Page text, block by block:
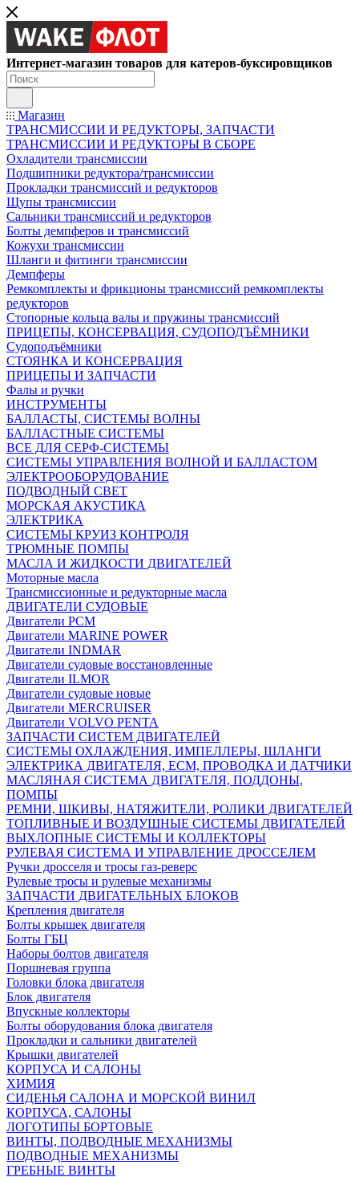
Интернет-магазин товаров для катеров-буксировщиков
Магазин
ТРАНСМИССИИ И РЕДУКТОРЫ, ЗАПЧАСТИ
ТРАНСМИССИИ И РЕДУКТОРЫ В СБОРЕ
Охладители трансмиссии
Подшипники редуктора/трансмиссии
Прокладки трансмиссий и редукторов
Щупы трансмиссии
Сальники трансмиссий и редукторов
Болты демпферов и трансмиссий
Кожухи трансмиссии
Шланги и фитинги трансмиссии
Демпферы
Ремкомплекты и фрикционы трансмиссий ремкомплекты
редукторов
Стопорные кольца валы и пружины трансмиссий
ПРИЦЕПЫ, КОНСЕРВАЦИЯ, СУДОПОДЪЁМНИКИ
Судоподъёмники
СТОЯНКА И КОНСЕРВАЦИЯ
ПРИЦЕПЫ И ЗАПЧАСТИ
Фалы и ручки
ИНСТРУМЕНТЫ
БАЛЛАСТЫ, СИСТЕМЫ ВОЛНЫ
БАЛЛАСТНЫЕ СИСТЕМЫ
ВСЕ ДЛЯ СЕРФ-СИСТЕМЫ
СИСТЕМЫ УПРАВЛЕНИЯ ВОЛНОЙ И БАЛЛАСТОМ
ЭЛЕКТРООБОРУДОВАНИЕ
ПОДВОДНЫЙ СВЕТ
МОРСКАЯ АКУСТИКА
ЭЛЕКТРИКА
СИСТЕМЫ КРУИЗ КОНТРОЛЯ
ТРЮМНЫЕ ПОМПЫ
МАСЛА И ЖИДКОСТИ ДВИГАТЕЛЕЙ
Моторные масла
Трансмиссионные и редукторные масла
ДВИГАТЕЛИ СУДОВЫЕ
Двигатели PCM
Двигатели MARINE POWER
Двигатели INDMAR
Двигатели судовые восстановленные
Двигатели ILMOR
Двигатели судовые новые
Двигатели MERCRUISER
Двигатели VOLVO PENTA
ЗАПЧАСТИ СИСТЕМ ДВИГАТЕЛЕЙ
СИСТЕМЫ ОХЛАЖДЕНИЯ, ИМПЕЛЛЕРЫ, ШЛАНГИ
ЭЛЕКТРИКА ДВИГАТЕЛЯ, ECM, ПРОВОДКА И ДАТЧИКИ
МАСЛЯНАЯ СИСТЕМА ДВИГАТЕЛЯ, ПОДДОНЫ,
ПОМПЫ
РЕМНИ, ШКИВЫ, НАТЯЖИТЕЛИ, РОЛИКИ ДВИГАТЕЛЕЙ
ТОПЛИВНЫЕ И ВОЗДУШНЫЕ СИСТЕМЫ ДВИГАТЕЛЕЙ
ВЫХЛОПНЫЕ СИСТЕМЫ И КОЛЛЕКТОРЫ
РУЛЕВАЯ СИСТЕМА И УПРАВЛЕНИЕ ДРОССЕЛЕМ
Ручки дросселя и тросы газ-реверс
Рулевые тросы и рулевые механизмы
ЗАПЧАСТИ ДВИГАТЕЛЬНЫХ БЛОКОВ
Крепления двигателя
Болты крышек двигателя
Болты ГБЦ
Наборы болтов двигателя
Поршневая группа
Головки блока двигателя
Блок двигателя
Впускные коллекторы
Болты оборудования блока двигателя
Прокладки и сальники двигателей
Крышки двигателей
КОРПУСА И САЛОНЫ
ХИМИЯ
СИДЕНЬЯ САЛОНА И МОРСКОЙ ВИНИЛ
КОРПУСА, САЛОНЫ
ЛОГОТИПЫ БОРТОВЫЕ
ВИНТЫ, ПОДВОДНЫЕ МЕХАНИЗМЫ
ПОДВОДНЫЕ МЕХАНИЗМЫ
ГРЕБНЫЕ ВИНТЫ